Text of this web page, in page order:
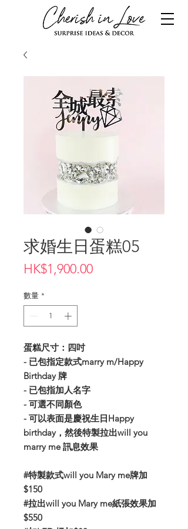
求婚生日蛋糕05
HK$1,900.00價
數量 *
蛋糕尺寸：四吋
- 已包指定款式marry m/Happy
Birthday 牌
- 已包指加人名字
- 可選不同顏色
- 可以表面是慶祝生日Happy
birthday，然後特製拉出will you
marry me 訊息效果
#特製款式will you Mary me牌加
$150
#拉出will you Mary me紙張效果加
$550